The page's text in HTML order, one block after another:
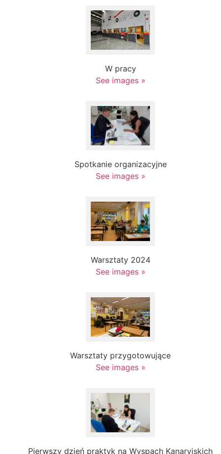
W pracy
See images »
Spotkanie organizacyjne
See images »
Warsztaty 2024
See images »
Warsztaty przygotowujące
See images »
Pierwszy dzień praktyk na Wyspach Kanaryjskich